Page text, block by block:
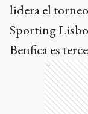
lidera el
Sporting
Benfica es
Ads